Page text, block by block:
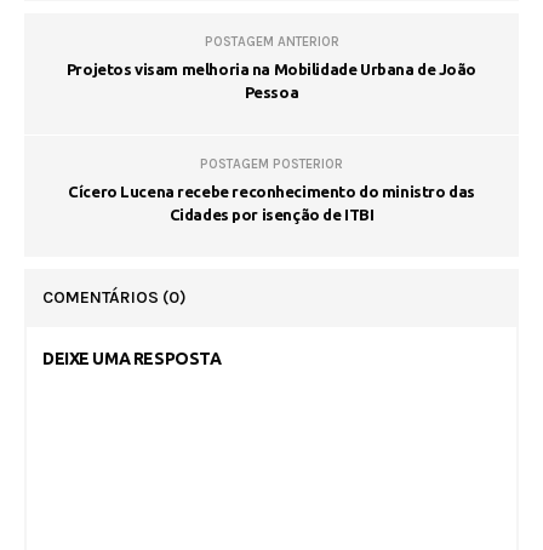
POSTAGEM ANTERIOR
Projetos visam melhoria na Mobilidade Urbana de João
Pessoa
POSTAGEM POSTERIOR
Cícero Lucena recebe reconhecimento do ministro das
Cidades por isenção de ITBI
COMENTÁRIOS (0)
DEIXE UMA RESPOSTA